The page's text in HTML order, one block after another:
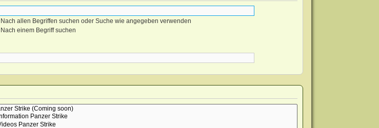
Nach allen Begriffen suchen oder Suche wie angegeben verwenden
Nach einem Begriff suchen